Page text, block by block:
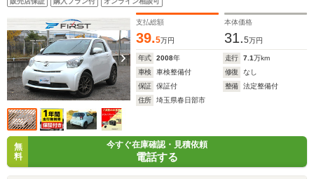
支払総額
39.5万円
本体価格
31.5万円
年式 2008年 走行 7.1万km
車検
車検整備付 修復
なし
保証
保証付 整備
法定整備付
住所
埼玉県春日部市
無
料
今すぐ在庫確認・見積依頼
電話する